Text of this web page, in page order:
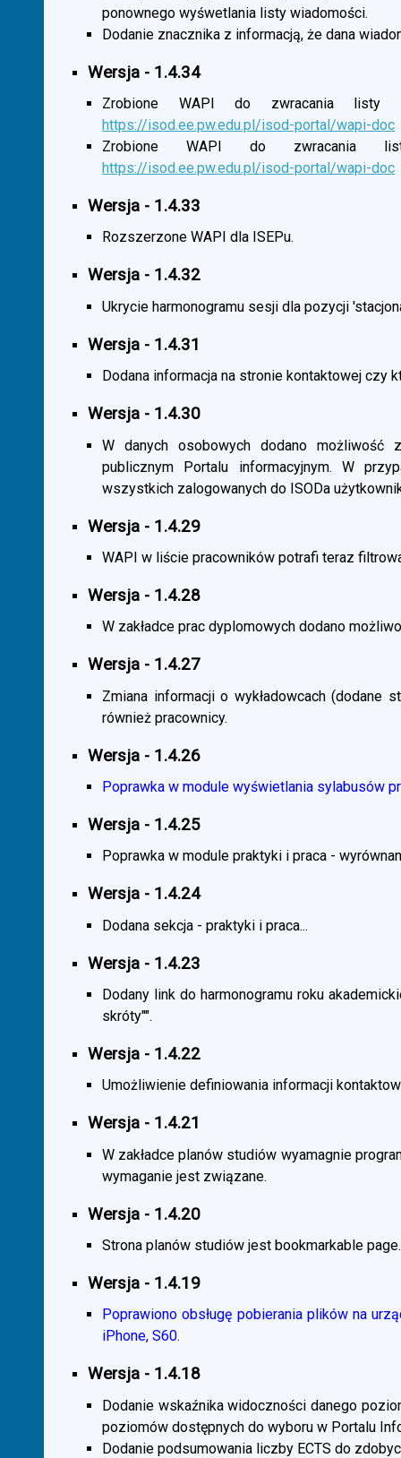
ponownego wyśwetlania listy wiadomości.
Dodanie znacznika z informacją, że dana
Wersja - 1.4.34
Zrobione WAPI do zwracania listy
https://isod.ee.pw.edu.pl/isod-portal/wapi-doc
Zrobione WAPI do zwracania listy
https://isod.ee.pw.edu.pl/isod-portal/wapi-doc
Wersja - 1.4.33
Rozszerzone WAPI dla ISEPu.
Wersja - 1.4.32
Ukrycie harmonogramu sesji dla pozycji
Wersja - 1.4.31
Dodana informacja na stronie kontaktowej czy
Wersja - 1.4.30
W danych osobowych dodano możliwość
publicznym Portalu informacyjnym. W
wszystkich zalogowanych do ISODa
Wersja - 1.4.29
WAPI w liście pracowników potrafi teraz
Wersja - 1.4.28
W zakładce prac dyplomowych dodano
Wersja - 1.4.27
Zmiana informacji o wykładowcach (dodane
również pracownicy.
Wersja - 1.4.26
Poprawka w module wyświetlania sylabusów
Wersja - 1.4.25
Poprawka w module praktyki i praca -
Wersja - 1.4.24
Dodana sekcja - praktyki i praca...
Wersja - 1.4.23
Dodany link do harmonogramu roku
skróty"".
Wersja - 1.4.22
Umożliwienie definiowania informacji
Wersja - 1.4.21
W zakładce planów studiów wyamagnie
wymaganie jest związane.
Wersja - 1.4.20
Strona planów studiów jest bookmarkable page.
Wersja - 1.4.19
Poprawiono obsługę pobierania plików na
iPhone, S60.
Wersja - 1.4.18
Dodanie wskaźnika widoczności danego
poziomów dostępnych do wyboru w Portalu
Dodanie podsumowania liczby ECTS do